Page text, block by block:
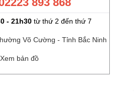
- 21h30từ thứ 2 đến thứ 7
Võ Cường - Tỉnh Bắc Ninh
Xem bản đồ